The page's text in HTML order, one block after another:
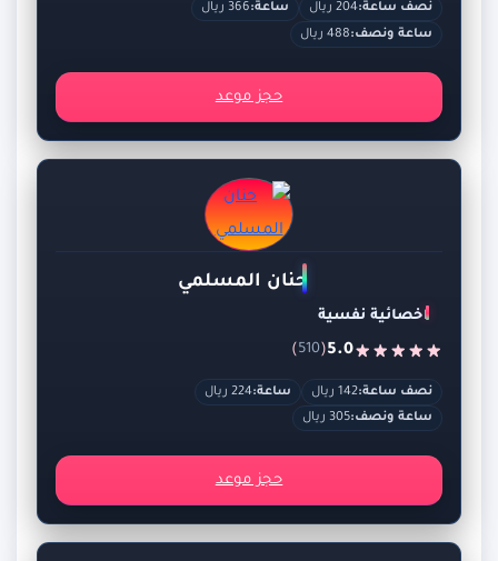
نصف ساعة:204 ريال ساعة:366 ريال
ساعة ونصف:488 ريال
حجز موعد
حنان المسلمي
اخصائية نفسية
5.0
(
510
)
نصف ساعة:142 ريال ساعة:224 ريال
ساعة ونصف:305 ريال
حجز موعد